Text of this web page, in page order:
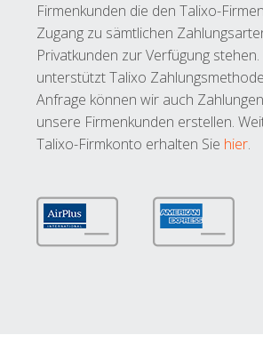
Firmenkunden die den Talixo-
Zugang zu sämtlichen
Privatkunden zur Verfügung
unterstützt Talixo
Anfrage können wir auch
unsere Firmenkunden erstellen.
Talixo-Firmkonto erhalten Sie hier.